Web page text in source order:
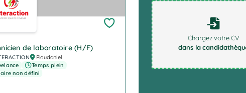
de laboratoire (H/F)
Ploudaniel
Temps plein
non défini
Chargez votre CV
dans la